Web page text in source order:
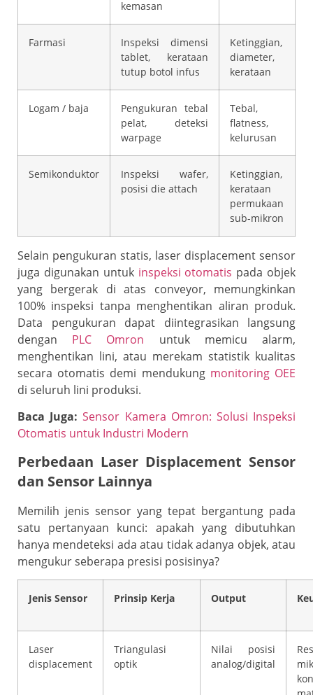
kemasan
Farmasi
Inspeksi dimensi
tablet, kerataan
tutup botol infus
Ketinggian,
diameter,
kerataan
Logam / baja
Pengukuran tebal
pelat, deteksi
warpage
Tebal,
flatness,
kelurusan
Semikonduktor
Inspeksi wafer,
posisi die attach
Ketinggian,
kerataan
permukaan
sub-mikron
Selain pengukuran statis, laser displacement sensor
juga digunakan untuk inspeksi otomatis pada objek
yang bergerak di atas conveyor, memungkinkan
100% inspeksi tanpa menghentikan aliran produk.
Data pengukuran dapat diintegrasikan langsung
dengan
PLC Omron untuk memicu alarm,
menghentikan lini, atau merekam statistik kualitas
secara otomatis demi mendukung monitoring OEE
di seluruh lini produksi.
Baca Juga: Sensor Kamera Omron: Solusi Inspeksi
Otomatis untuk Industri Modern
Perbedaan Laser Displacement Sensor
dan Sensor Lainnya
Memilih jenis sensor yang tepat bergantung pada
satu pertanyaan kunci: apakah yang dibutuhkan
hanya mendeteksi ada atau tidak adanya objek, atau
mengukur seberapa presisi posisinya?
Jenis Sensor Prinsip Kerja Output
Laser
displacement
Triangulasi
optik
Nilai posisi
analog/digital